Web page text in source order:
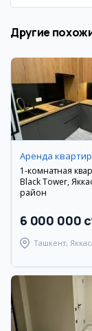
Другие
Аренда квартир
1-комнатная
Black Tower,
район
6 000 000
Ташкент,